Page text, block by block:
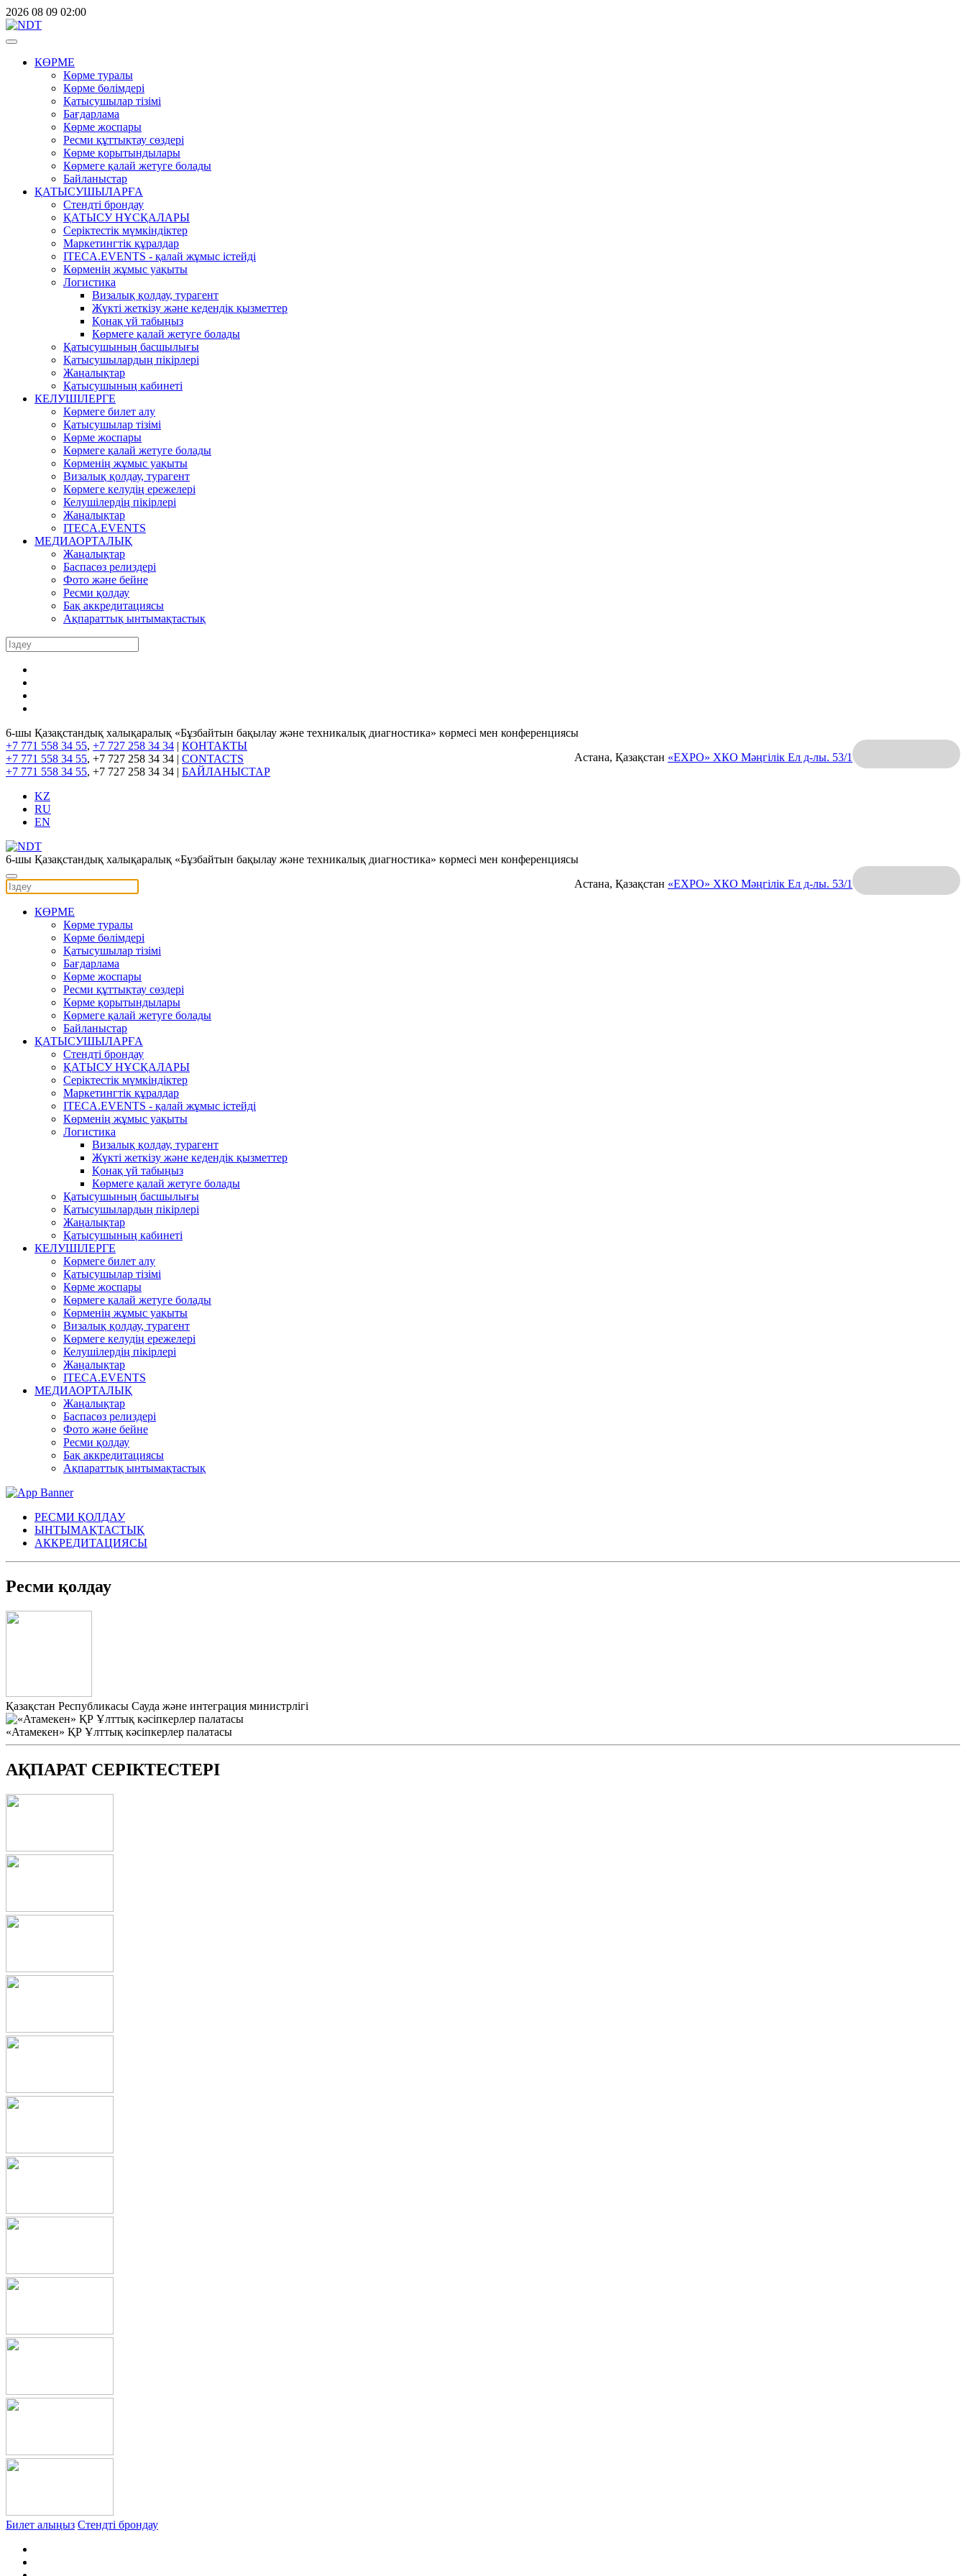
2026 08 09 02:00
КӨРМЕ
Көрме туралы
Көрме бөлімдері
Қатысушылар тізімі
Бағдарлама
Көрме жоспары
Ресми құттықтау сөздері
Көрме қорытындылары
Көрмеге қалай жетуге болады
Байланыстар
ҚАТЫСУШЫЛАРҒА
Стендті брондау
ҚАТЫСУ НҰСҚАЛАРЫ
Серіктестік мүмкіндіктер
Маркетингтік құралдар
ITECA.EVENTS - қалай жұмыс істейді
Көрменің жұмыс уақыты
Логистика
Визалық қолдау, турагент
Жүкті жеткізу және кедендік қызметтер
Қонақ үй табыңыз
Көрмеге қалай жетуге болады
Қатысушының басшылығы
Қатысушылардың пікірлері
Жаңалықтар
Қатысушының кабинеті
КЕЛУШІЛЕРГЕ
Көрмеге билет алу
Қатысушылар тізімі
Көрме жоспары
Көрмеге қалай жетуге болады
Көрменің жұмыс уақыты
Визалық қолдау, турагент
Көрмеге келудің ережелері
Келушілердің пікірлері
Жаңалықтар
ITECA.EVENTS
МЕДИАОРТАЛЫҚ
Жаңалықтар
Баспасөз релиздері
Фото және бейне
Ресми қолдау
Бақ аккредитациясы
Ақпараттық ынтымақтастық
6-шы Қазақстандық халықаралық «Бұзбайтын бақылау және техникалық диагностика» көрмесі мен конференциясы
Астана, Қазақстан «EXPO» ХКО Мәңгілік Ел д-лы. 53/1
+7 771 558 34 55, +7 727 258 34 34 | КОНТАКТЫ
+7 771 558 34 55, +7 727 258 34 34 | CONTACTS
+7 771 558 34 55, +7 727 258 34 34 | БАЙЛАНЫСТАР
KZ
RU
EN
6-шы Қазақстандық халықаралық «Бұзбайтын бақылау және техникалық диагностика» көрмесі мен конференциясы
Астана, Қазақстан «EXPO» ХКО Мәңгілік Ел д-лы. 53/1
КӨРМЕ
Көрме туралы
Көрме бөлімдері
Қатысушылар тізімі
Бағдарлама
Көрме жоспары
Ресми құттықтау сөздері
Көрме қорытындылары
Көрмеге қалай жетуге болады
Байланыстар
ҚАТЫСУШЫЛАРҒА
Стендті брондау
ҚАТЫСУ НҰСҚАЛАРЫ
Серіктестік мүмкіндіктер
Маркетингтік құралдар
ITECA.EVENTS - қалай жұмыс істейді
Көрменің жұмыс уақыты
Логистика
Визалық қолдау, турагент
Жүкті жеткізу және кедендік қызметтер
Қонақ үй табыңыз
Көрмеге қалай жетуге болады
Қатысушының басшылығы
Қатысушылардың пікірлері
Жаңалықтар
Қатысушының кабинеті
КЕЛУШІЛЕРГЕ
Көрмеге билет алу
Қатысушылар тізімі
Көрме жоспары
Көрмеге қалай жетуге болады
Көрменің жұмыс уақыты
Визалық қолдау, турагент
Көрмеге келудің ережелері
Келушілердің пікірлері
Жаңалықтар
ITECA.EVENTS
МЕДИАОРТАЛЫҚ
Жаңалықтар
Баспасөз релиздері
Фото және бейне
Ресми қолдау
Бақ аккредитациясы
Ақпараттық ынтымақтастық
РЕСМИ ҚОЛДАУ
ЫНТЫМАҚТАСТЫҚ
АККРЕДИТАЦИЯСЫ
Ресми қолдау
Қазақстан Республикасы Сауда және интеграция министрлігі
«Атамекен» ҚР Ұлттық кәсіпкерлер палатасы
АҚПАРАТ СЕРІКТЕСТЕРІ
Билет алыңыз Стендті брондау